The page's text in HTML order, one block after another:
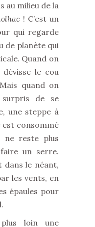
au milieu de la
! C’est un
qui regarde
de planète qui
Quand on
le cou
quand on
de se
une steppe à
est consommé
ne reste plus
un serre.
le néant,
les vents, en
épaules pour
plus loin une